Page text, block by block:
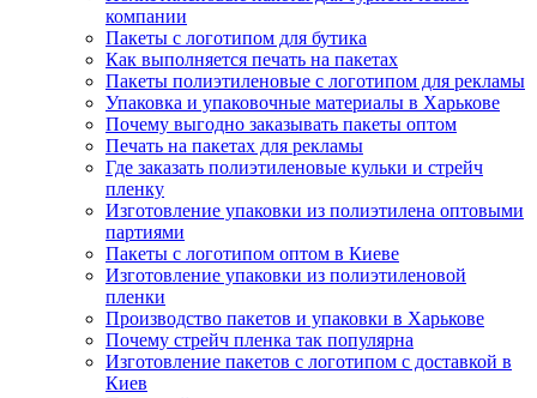
компании
Пакеты с логотипом для бутика
Как выполняется печать на пакетах
Пакеты полиэтиленовые с логотипом для рекламы
Упаковка и упаковочные материалы в Харькове
Почему выгодно заказывать пакеты оптом
Печать на пакетах для рекламы
Где заказать полиэтиленовые кульки и стрейч
пленку
Изготовление упаковки из полиэтилена оптовыми
партиями
Пакеты с логотипом оптом в Киеве
Изготовление упаковки из полиэтиленовой
пленки
Производство пакетов и упаковки в Харькове
Почему стрейч пленка так популярна
Изготовление пакетов с логотипом с доставкой в
Киев